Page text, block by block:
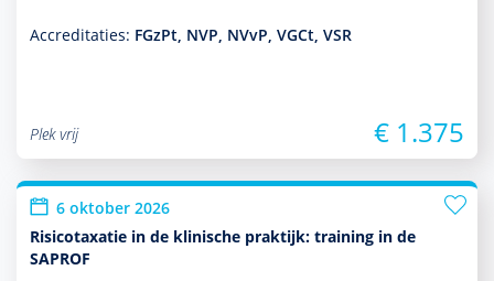
Accreditaties: FGzPt, NVP, NVvP, VGCt, VSR
Plek vrij € 1.375
6 oktober 2026
Risicotaxatie in de klinische praktijk: training in de
SAPROF